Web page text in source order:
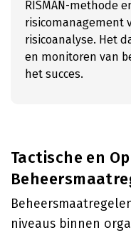
RISMAN-methode
risicomanagement
risicoanalyse. Het
en monitoren van
het succes.
Tactische en
niveaus binnen